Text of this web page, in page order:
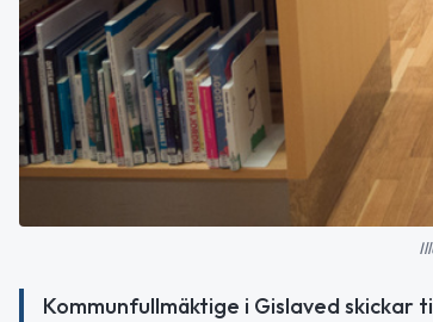
Kommunfullmäktige i Gislaved